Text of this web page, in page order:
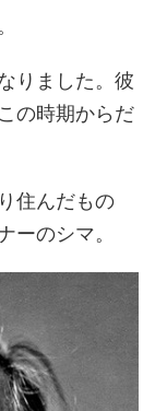
りました。彼
の時期からだ
住んだもの
ーのシマ。